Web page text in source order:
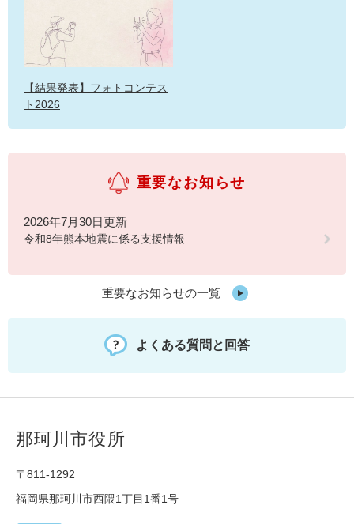
【結果発表】フォトコンテス
ト2026
重要なお知らせ
2026年7月30日更新
令和8年熊本地震に係る支援情報
重要なお知らせの一覧
よくある質問と回答
那珂川市役所
〒811-1292
福岡県那珂川市西隈1丁目1番1号